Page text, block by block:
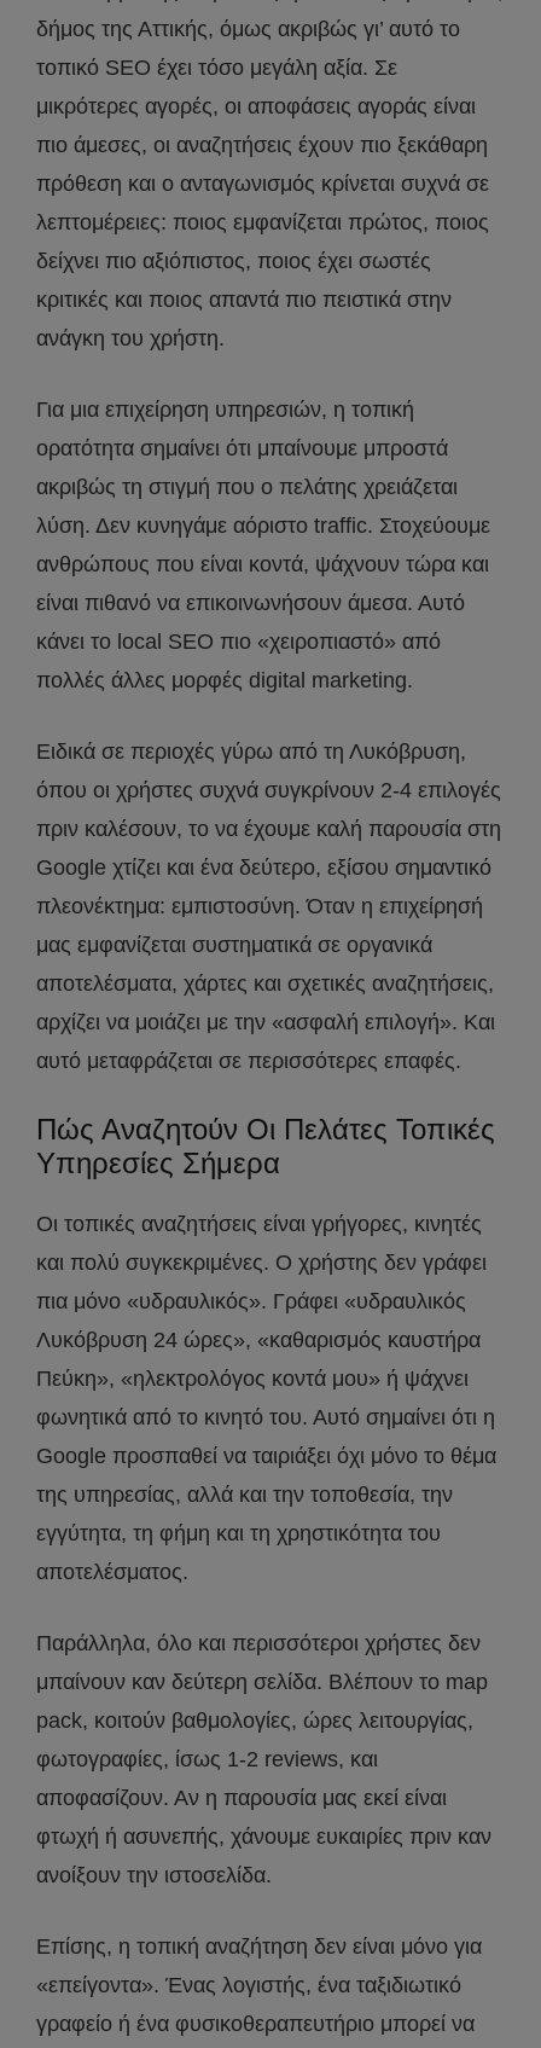
δήμος της Αττικής, όμως ακριβώς γι’ αυτό το
τοπικό SEO έχει τόσο μεγάλη αξία. Σε
μικρότερες αγορές, οι αποφάσεις αγοράς είναι
πιο άμεσες, οι αναζητήσεις έχουν πιο ξεκάθαρη
πρόθεση και ο ανταγωνισμός κρίνεται συχνά σε
λεπτομέρειες: ποιος εμφανίζεται πρώτος, ποιος
δείχνει πιο αξιόπιστος, ποιος έχει σωστές
κριτικές και ποιος απαντά πιο πειστικά στην
ανάγκη του χρήστη.
Για μια επιχείρηση υπηρεσιών, η τοπική
ορατότητα σημαίνει ότι μπαίνουμε μπροστά
ακριβώς τη στιγμή που ο πελάτης χρειάζεται
λύση. Δεν κυνηγάμε αόριστο traffic. Στοχεύουμε
ανθρώπους που είναι κοντά, ψάχνουν τώρα και
είναι πιθανό να επικοινωνήσουν άμεσα. Αυτό
κάνει το local SEO πιο «χειροπιαστό» από
πολλές άλλες μορφές digital marketing.
Ειδικά σε περιοχές γύρω από τη Λυκόβρυση,
όπου οι χρήστες συχνά συγκρίνουν 2-4 επιλογές
πριν καλέσουν, το να έχουμε καλή παρουσία στη
Google χτίζει και ένα δεύτερο, εξίσου σημαντικό
πλεονέκτημα: εμπιστοσύνη. Όταν η επιχείρησή
μας εμφανίζεται συστηματικά σε οργανικά
αποτελέσματα, χάρτες και σχετικές αναζητήσεις,
αρχίζει να μοιάζει με την «ασφαλή επιλογή». Και
αυτό μεταφράζεται σε περισσότερες επαφές.
Πώς Αναζητούν Οι Πελάτες Τοπικές
Υπηρεσίες Σήμερα
Οι τοπικές αναζητήσεις είναι γρήγορες, κινητές
και πολύ συγκεκριμένες. Ο χρήστης δεν γράφει
πια μόνο «υδραυλικός». Γράφει «υδραυλικός
Λυκόβρυση 24 ώρες», «καθαρισμός καυστήρα
Πεύκη», «ηλεκτρολόγος κοντά μου» ή ψάχνει
φωνητικά από το κινητό του. Αυτό σημαίνει ότι η
Google προσπαθεί να ταιριάξει όχι μόνο το θέμα
της υπηρεσίας, αλλά και την τοποθεσία, την
εγγύτητα, τη φήμη και τη χρηστικότητα του
αποτελέσματος.
Παράλληλα, όλο και περισσότεροι χρήστες δεν
μπαίνουν καν δεύτερη σελίδα. Βλέπουν το map
pack, κοιτούν βαθμολογίες, ώρες λειτουργίας,
φωτογραφίες, ίσως 1-2 reviews, και
αποφασίζουν. Αν η παρουσία μας εκεί είναι
φτωχή ή ασυνεπής, χάνουμε ευκαιρίες πριν καν
ανοίξουν την ιστοσελίδα.
Επίσης, η τοπική αναζήτηση δεν είναι μόνο για
«επείγοντα». Ένας λογιστής, ένα ταξιδιωτικό
γραφείο ή ένα φυσικοθεραπευτήριο μπορεί να